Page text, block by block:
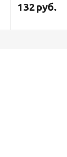
132 руб.